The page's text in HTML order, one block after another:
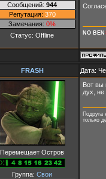
Сообщений: 944
Репутация: 370
Замечания: 0%
Статус: Offline NO BEN
FRASH Дата:
Перемещает Остров
Группа: Свои
Вот вы
дух, не
только